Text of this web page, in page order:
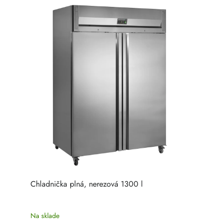
Chladnička plná, nerezová 1300 l
Na sklade